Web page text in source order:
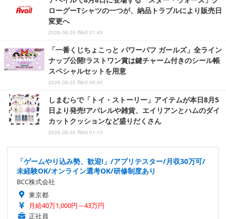
ローグーTシャツの一つが、納品トラブルにより販売日
変更へ
2026.08.05 Wed 01:45
「一番くじちょこっと パワーパフ ガールズ」全ライン
ナップ公開!ラストワン賞は鍵チャーム付きのシール帳
スペシャルセットを用意
2026.08.05 Wed 09:45
しまむらで「トイ・ストーリー」アイテムが本日8月5
日より発売!アパレルや雑貨、エイリアンとハムのダイ
カットクッションなど盛りだくさん
2026.08.05 Wed 01:10
「ゲームやり込み勢、歓迎!」/アプリテスター/月収30万可/
未経験OK/オンライン選考OK/研修制度あり
BCC株式会社
東京都
月給40万1,000円～43万円
正社員